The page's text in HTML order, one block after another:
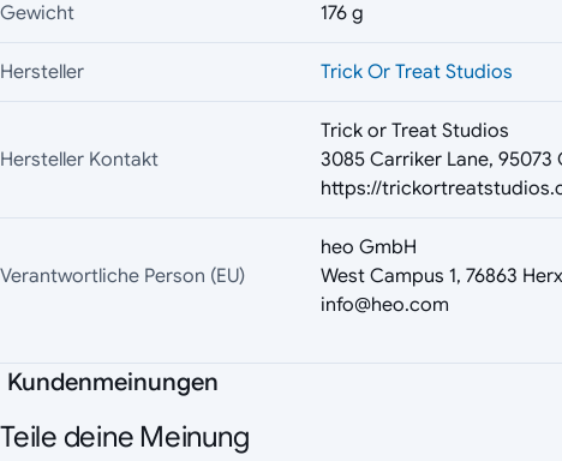
Gewicht 176 g
Hersteller Trick Or Treat Studios
Hersteller Kontakt
Trick or Treat Studios
3085 Carriker Lane, 95073
https://
Verantwortliche Person (EU)
heo GmbH
West Campus 1, 76863
info@heo.com
Kundenmeinungen
Teile deine Meinung